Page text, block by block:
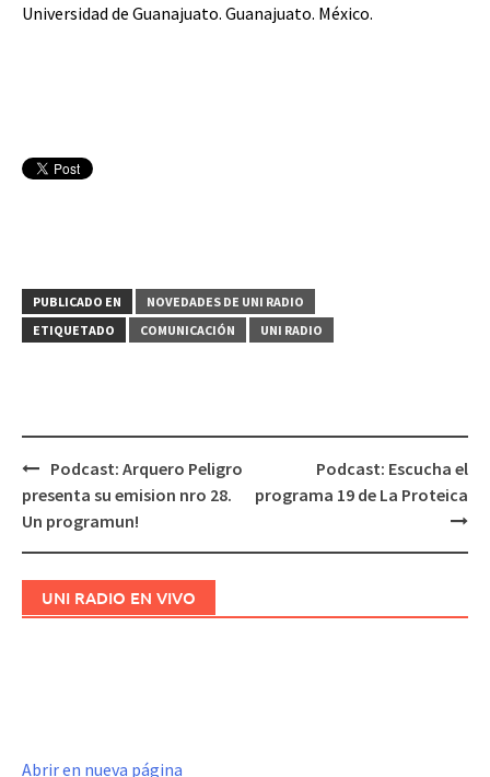
Universidad de Guanajuato. Guanajuato. México.
PUBLICADO EN
NOVEDADES DE UNI RADIO
ETIQUETADO
COMUNICACIÓN UNI RADIO
Navegación
de
entradas
Podcast: Arquero Peligro
presenta su emision nro 28.
Un programun!
Podcast: Escucha el
programa 19 de La Proteica
UNI RADIO EN VIVO
Abrir en nueva página